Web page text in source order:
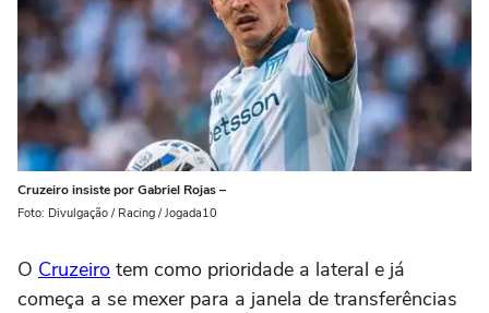
Cruzeiro insiste por Gabriel Rojas –
Foto: Divulgação / Racing / Jogada10
O Cruzeiro tem como prioridade a lateral e já
começa a se mexer para a janela de transferências